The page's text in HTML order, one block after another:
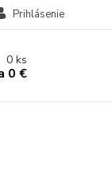
Prihlásenie
0ks
0 €